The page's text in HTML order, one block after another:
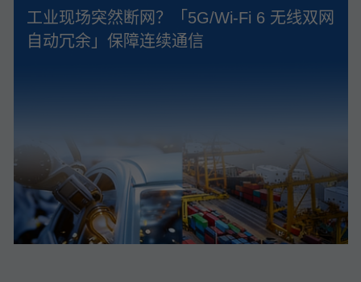
工业现场突然断网？「5G/Wi‑Fi 6 无线双网
自动冗余」保障连续通信